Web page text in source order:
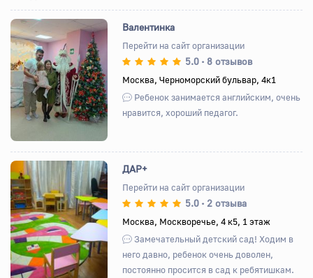
Назад Вперед
Валентинка
Перейти на сайт организации
5.0 • 8 отзывов
Москва, Черноморский бульвар, 4к1
Ребенок занимается английским, очень
нравится, хороший педагог.
Назад Вперед
ДАР+
Перейти на сайт организации
5.0 • 2 отзыва
Москва, Москворечье, 4 к5, 1 этаж
Замечательный детский сад! Ходим в
него давно, ребенок очень доволен,
постоянно просится в сад к ребятишкам.